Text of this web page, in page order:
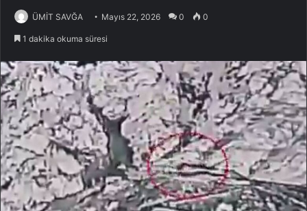
ÜMİT SAVĞA Mayıs 22, 2026 0 0
1 dakika okuma süresi